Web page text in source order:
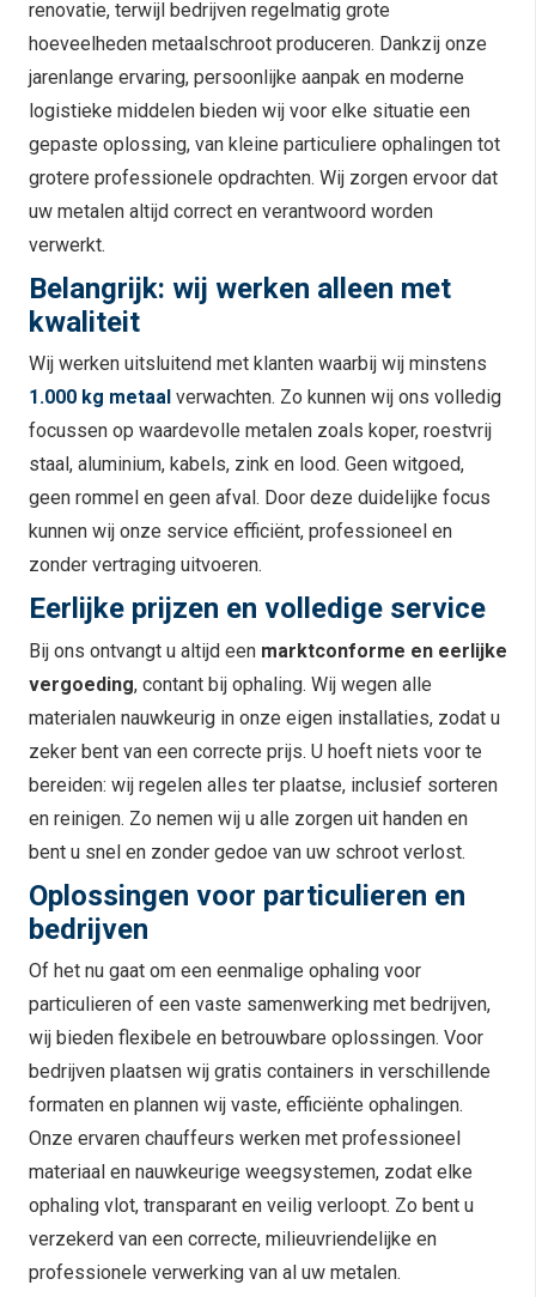
renovatie, terwijl bedrijven regelmatig grote
hoeveelheden metaalschroot produceren. Dankzij onze
jarenlange ervaring, persoonlijke aanpak en moderne
logistieke middelen bieden wij voor elke situatie een
gepaste oplossing, van kleine particuliere ophalingen tot
grotere professionele opdrachten. Wij zorgen ervoor dat
uw metalen altijd correct en verantwoord worden
verwerkt.
Belangrijk: wij werken alleen met
kwaliteit
Wij werken uitsluitend met klanten waarbij wij minstens
1.000 kg metaal verwachten. Zo kunnen wij ons volledig
focussen op waardevolle metalen zoals koper, roestvrij
staal, aluminium, kabels, zink en lood. Geen witgoed,
geen rommel en geen afval. Door deze duidelijke focus
kunnen wij onze service efficiënt, professioneel en
zonder vertraging uitvoeren.
Eerlijke prijzen en volledige service
Bij ons ontvangt u altijd een marktconforme en eerlijke
vergoeding, contant bij ophaling. Wij wegen alle
materialen nauwkeurig in onze eigen installaties, zodat u
zeker bent van een correcte prijs. U hoeft niets voor te
bereiden: wij regelen alles ter plaatse, inclusief sorteren
en reinigen. Zo nemen wij u alle zorgen uit handen en
bent u snel en zonder gedoe van uw schroot verlost.
Oplossingen voor particulieren en
bedrijven
Of het nu gaat om een eenmalige ophaling voor
particulieren of een vaste samenwerking met bedrijven,
wij bieden flexibele en betrouwbare oplossingen. Voor
bedrijven plaatsen wij gratis containers in verschillende
formaten en plannen wij vaste, efficiënte ophalingen.
Onze ervaren chauffeurs werken met professioneel
materiaal en nauwkeurige weegsystemen, zodat elke
ophaling vlot, transparant en veilig verloopt. Zo bent u
verzekerd van een correcte, milieuvriendelijke en
professionele verwerking van al uw metalen.